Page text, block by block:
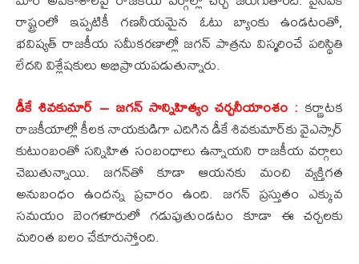
రాష్ట్రంలో ఇప్పటికీ గణనీయమైన ఓటు బ్యాంకు ఉండటంతో,
భవిష్యత్ రాజకీయ సమీకరణాల్లో జగన్ పాత్రను విస్మరించే పరిస్థితి
లేదని విశ్లేషకులు అభిప్రాయపడుతున్నారు.
డీకే శివకుమార్ – జగన్ సాన్నిహిత్యం చర్చనీయాంశం : కర్ణాటక
రాజకీయాల్లో కీలక నాయకుడిగా ఎదిగిన డీకే శివకుమార్‌కు వైఎస్సార్
కుటుంబంతో సన్నిహిత సంబంధాలు ఉన్నాయని రాజకీయ వర్గాలు
చెబుతున్నాయి. జగన్‌తో కూడా ఆయనకు మంచి వ్యక్తిగత
అనుబంధం ఉందన్న ప్రచారం ఉంది. జగన్ ప్రస్తుతం ఎక్కువ
సమయం బెంగళూరులో గడుపుతుండటం కూడా ఈ చర్చలకు
మరింత బలం చేకూరుస్తోంది.